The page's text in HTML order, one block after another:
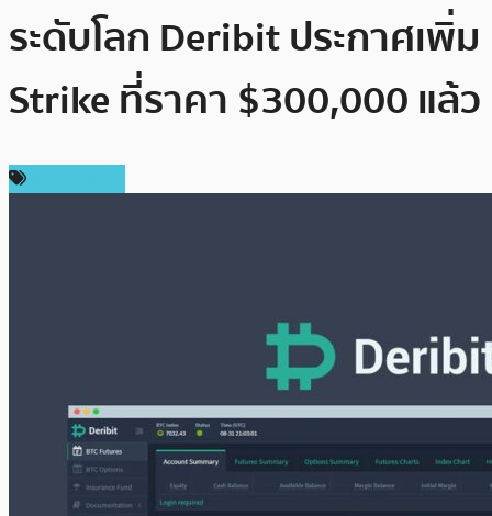
ระดับโลก Deribit ประกาศเพิ่ม
Strike ที่ราคา $300,000 แล้ว